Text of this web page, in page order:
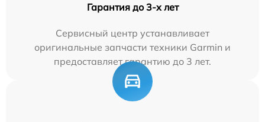
Гарантия до 3-х лет
Сервисный центр устанавливает
оригинальные запчасти техники Garmin и
предоставляет гарантию до 3 лет.